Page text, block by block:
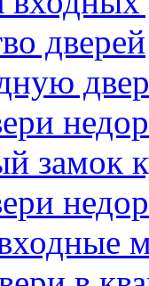
дверей
замок